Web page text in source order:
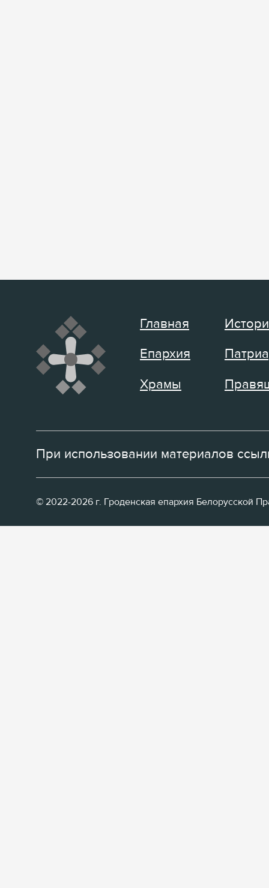
Главная
Епархия
Храмы
При использовании материалов
© 2022-2026 г. Гроденская епархия Белорусской